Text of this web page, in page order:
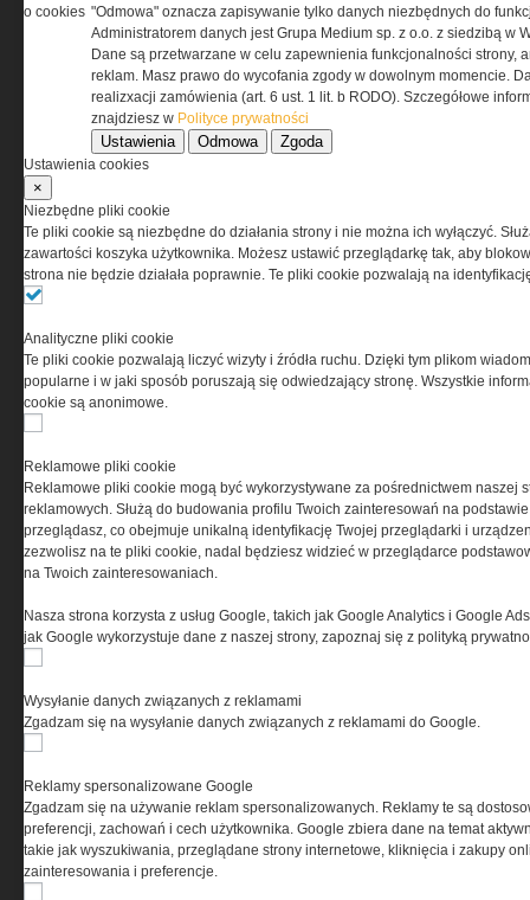
REGULAMIN
Regulamin określa zasady korzystania z portalu
www.special-ops.pl
Korzystanie z portalu jest równoznaczne
przez Grupa MEDIUM Spółka z ograniczoną
odpowiedzialnością Spółka komandytowa, nr KRS:
0000537655, NIP 1132860378, REGON 146393437
(zwana dalej Grupa MEDIUM) w postaci Regulaminu.
Ta witryna wykorzystuje pliki cookies do przechowywania
informacji na Twoim komputerze. Pliki cookies stosujemy
w celu świadczenia usług na najwyższym poziomie,
w tym w sposób dostosowany do indywidualnych potrzeb.
cookies oznacza, że będą one zamieszczane w Twoim
urządzeniu końcowym. W każdym momencie możesz
dokonać zmiany ustawień przeglądarki dotyczących
serwisu prosimy o zapoznanie się z naszą
prywatności
oraz informacją o cookies
o cookies "Odmowa" oznacza zapisywanie tylko danych niezbędnych do
Administratorem danych jest Grupa Medium sp. z o.o. z siedzibą w
Dane są przetwarzane w celu zapewnienia funkcjonalności strony,
reklam. Masz prawo do wycofania zgody w dowolnym momencie.
realizxacji zamówienia (art. 6 ust. 1 lit. b RODO). Szczegółowe
znajdziesz w Polityce prywatności
Ustawienia Odmowa Zgoda
Ustawienia cookies
×
Niezbędne pliki cookie
Te pliki cookie są niezbędne do działania strony i nie można ich wyłączyć.
zawartości koszyka użytkownika. Możesz ustawić przeglądarkę tak, aby
strona nie będzie działała poprawnie. Te pliki cookie pozwalają na
Analityczne pliki cookie
Te pliki cookie pozwalają liczyć wizyty i źródła ruchu. Dzięki tym plikom
popularne i w jaki sposób poruszają się odwiedzający stronę. Wszystkie
cookie są anonimowe.
Reklamowe pliki cookie
Reklamowe pliki cookie mogą być wykorzystywane za pośrednictwem naszej
reklamowych. Służą do budowania profilu Twoich zainteresowań na
przeglądasz, co obejmuje unikalną identyfikację Twojej przeglądarki i
zezwolisz na te pliki cookie, nadal będziesz widzieć w przeglądarce
na Twoich zainteresowaniach.
Nasza strona korzysta z usług Google, takich jak Google Analytics i Google
jak Google wykorzystuje dane z naszej strony, zapoznaj się z polityką
Wysyłanie danych związanych z reklamami
Zgadzam się na wysyłanie danych związanych z reklamami do Google.
Reklamy spersonalizowane Google
Zgadzam się na używanie reklam spersonalizowanych. Reklamy te są
preferencji, zachowań i cech użytkownika. Google zbiera dane na temat
takie jak wyszukiwania, przeglądane strony internetowe, kliknięcia i zakupy
zainteresowania i preferencje.